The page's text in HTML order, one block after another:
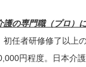
の専門職（プロ）
任者研修修了以上
円程度。日本介